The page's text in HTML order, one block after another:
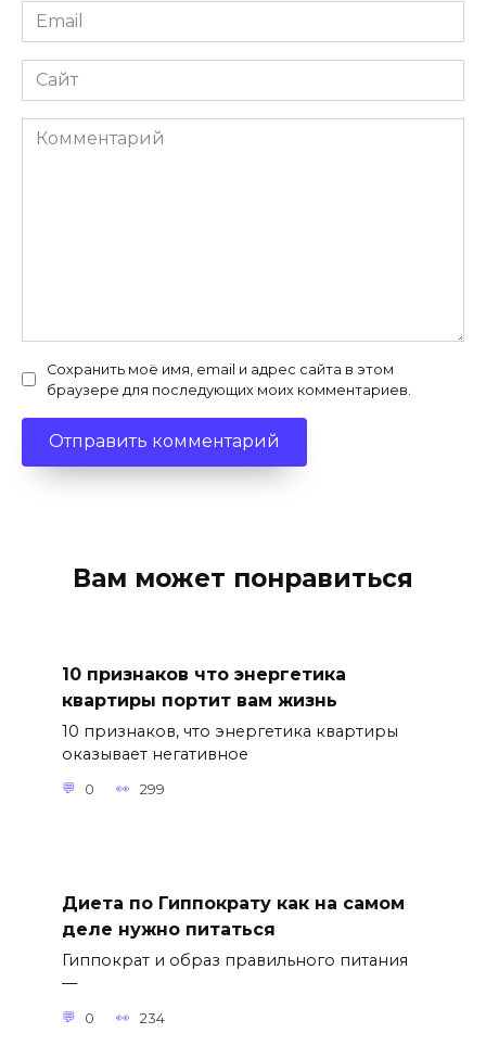
Email
*
Сайт
Комментарий
Сохранить моё имя, email и адрес сайта в этом
браузере для последующих моих комментариев.
Вам может понравиться
10 признаков что энергетика
квартиры портит вам жизнь
10 признаков, что энергетика квартиры
оказывает негативное
0 299
Диета по Гиппократу как на самом
деле нужно питаться
Гиппократ и образ правильного питания
—
0 234